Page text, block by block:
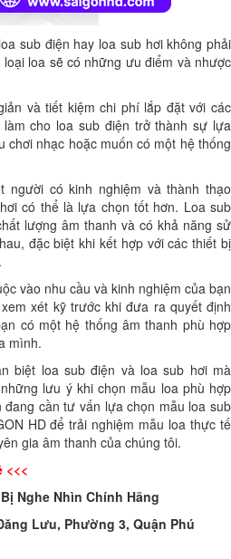
sub điện hay loa sub hơi không phải
loa sẽ có những ưu điểm và nhược
và tiết kiệm chi phí lắp đặt với các
cho loa sub điện trở thành sự lựa
chơi nhạc hoặc muốn có một hệ thống
người có kinh nghiệm và thành thạo
có thể là lựa chọn tốt hơn. Loa sub
lượng âm thanh và có khả năng sử
đặc biệt khi kết hợp với các thiết bị
vào nhu cầu và kinh nghiệm của bạn
xét kỹ trước khi đưa ra quyết định
có một hệ thống âm thanh phù hợp
mình.
biệt loa sub điện và loa sub hơi mà
lưu ý khi chọn mẫu loa phù hợp
cần tư vấn lựa chọn mẫu loa sub
HD để trải nghiệm mẫu loa thực tế
gia âm thanh của chúng tôi.
Nghe Nhìn Chính Hãng
Lưu, Phường 3, Quận Phú